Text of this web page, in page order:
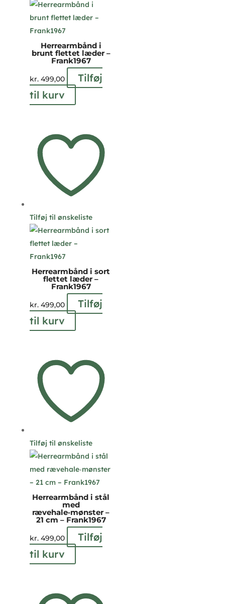
Herrearmbånd i
brunt flettet læder –
Frank1967
kr.499,00
Tilføj
til kurv
Tilføj til ønskeliste
Herrearmbånd i sort
flettet læder –
Frank1967
kr.499,00
Tilføj
til kurv
Tilføj til ønskeliste
Herrearmbånd i stål
med
rævehale‑mønster –
21 cm – Frank1967
kr.499,00
Tilføj
til kurv